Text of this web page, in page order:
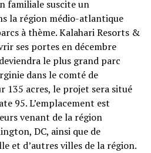
familiale suscite un
la région médio-atlantique
à thème. Kalahari Resorts &
ses portes en décembre
le plus grand parc
dans le comté de
135 acres, le projet sera situé
95. L’emplacement est
venant de la région
DC, ainsi que de
et d’autres villes de la région.